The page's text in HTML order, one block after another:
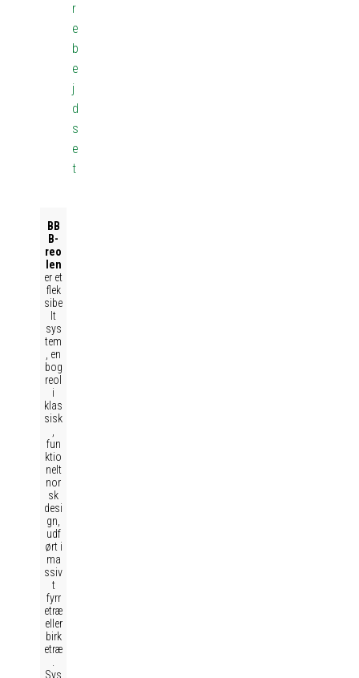
r
e
b
e
j
d
s
e
t
BB
B-
reo
len
er et
flek
sibe
lt
sys
tem
, en
bog
reol
i
klas
sisk
,
fun
ktio
nelt
nor
sk
desi
gn,
udf
ørt i
ma
ssiv
t
fyrr
etræ
eller
birk
etræ
.
Sys